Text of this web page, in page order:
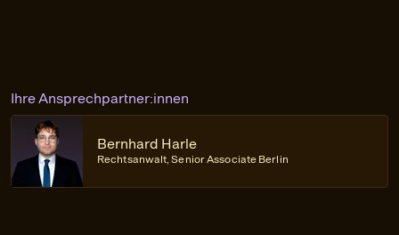
Ihre Ansprechpartner:innen
Bernhard Harle
Rechtsanwalt, Senior Associate Berlin